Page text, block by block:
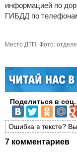
информацией по
ГИБДД по
Место ДТП. Фото:
Поделиться в соц.
Ошибка в тексте?
7 комментариев